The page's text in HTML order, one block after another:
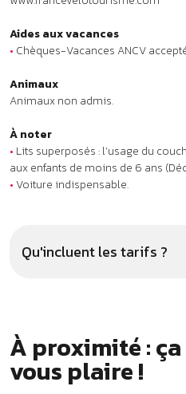
Qu'incluent les tarifs ?
À proximité :
vous plaire !
.
Hôtel club Risoul 1850 ***